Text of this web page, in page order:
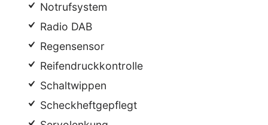
Notrufsystem
Radio DAB
Regensensor
Reifendruckkontrolle
Schaltwippen
Scheckheftgepflegt